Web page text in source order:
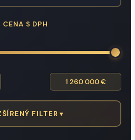
CENA S DPH
FILTER